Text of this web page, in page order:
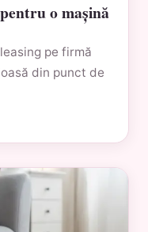
o mașină
pe firmă
din punct de